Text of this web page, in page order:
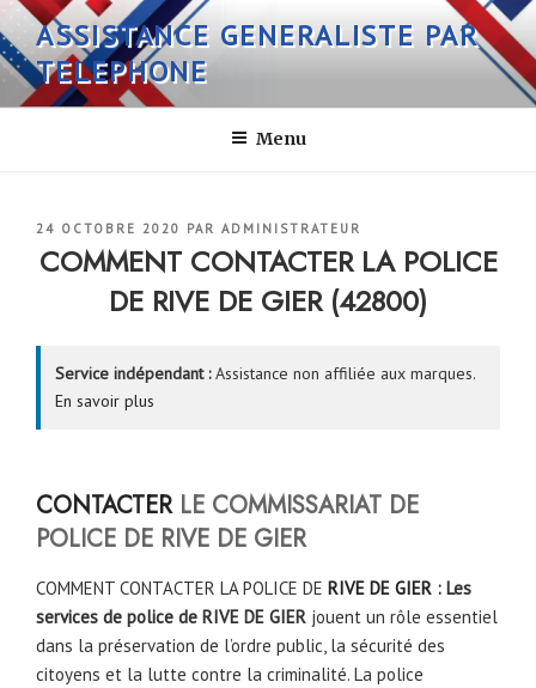
Aller
au
contenu
principal
ASSISTANCE GENERALISTE PAR
TELEPHONE
Menu
PUBLIÉ
LE
24 OCTOBRE 2020 PAR ADMINISTRATEUR
COMMENT CONTACTER LA POLICE
DE RIVE DE GIER (42800)
Service indépendant :Assistance non affiliée aux marques.
En savoir plus
CONTACTERLE COMMISSARIAT DE
POLICE DE RIVE DE GIER
COMMENT CONTACTER LA POLICE DE RIVE DE GIER : Les
services de police de RIVE DE GIER jouent un rôle essentiel
dans la préservation de l’ordre public, la sécurité des
citoyens et la lutte contre la criminalité. La police